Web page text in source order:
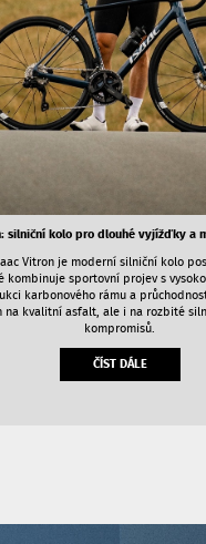
silniční kolo pro dlouhé vyjížďky a
Vitron je moderní silniční kolo
kombinuje sportovní projev s
karbonového rámu a
na kvalitní asfalt, ale i na rozbité
kompromisů.
ČÍST DÁLE